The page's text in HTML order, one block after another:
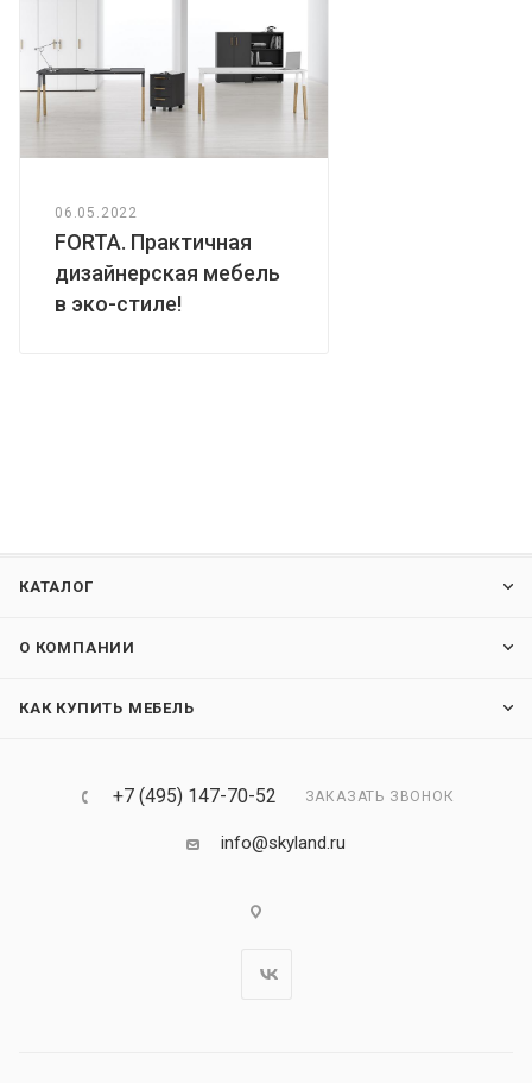
06.05.2022
FORTA. Практичная
дизайнерская мебель
в эко-стиле!
КАТАЛОГ
О КОМПАНИИ
КАК КУПИТЬ МЕБЕЛЬ
+7 (495) 147-70-52 ЗАКАЗАТЬ ЗВОНОК
info@skyland.ru